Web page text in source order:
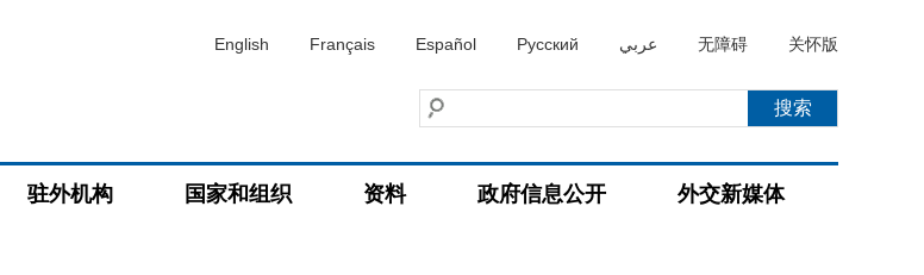
English Français Español Русский عربي 无障碍 关怀版
驻外机构 国家和组织 资料 政府信息公开 外交新媒体